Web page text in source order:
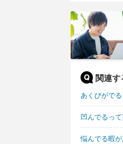
関連す
あくびがで
凹んでるっ
悩んでる暇